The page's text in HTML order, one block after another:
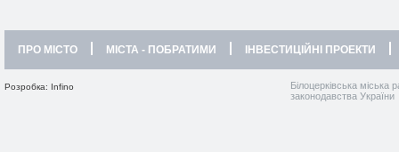
ПРО МІСТО МІСТА - ПОБРАТИМИ ІНВЕСТИЦІЙНІ ПРОЕКТИ
Розробка: Infino
Білоцерківська міська
законодавства України